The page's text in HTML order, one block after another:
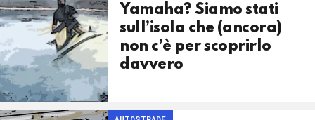
Yamaha? Siamo stati
sull’isola che (ancora)
non c’è per scoprirlo
davvero